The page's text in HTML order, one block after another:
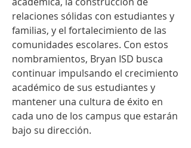
relaciones sólidas con estudiantes y
familias, y el fortalecimiento de las
comunidades escolares. Con estos
nombramientos, Bryan ISD busca
continuar impulsando el crecimiento
académico de sus estudiantes y
mantener una cultura de éxito en
cada uno de los campus que estarán
bajo su dirección.